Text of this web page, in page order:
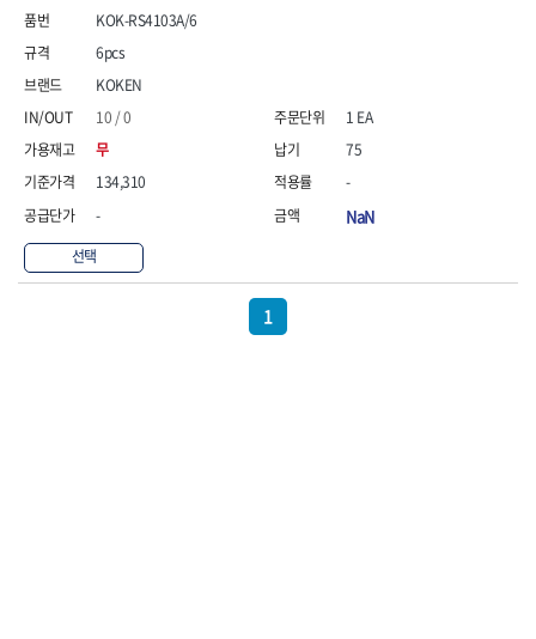
- 절연비트홀다드라이버
- 방폭망치
- 절연L렌치
- 절연니퍼
- 절연가위
- 절연비트
- 절연라쳇렌치
- 절연라쳇렌치세트
KOKEN
10 / 0
무
134,310
-
선택
KOK-RS4103A/6
6pcs
1 EA
75
-
NaN
1